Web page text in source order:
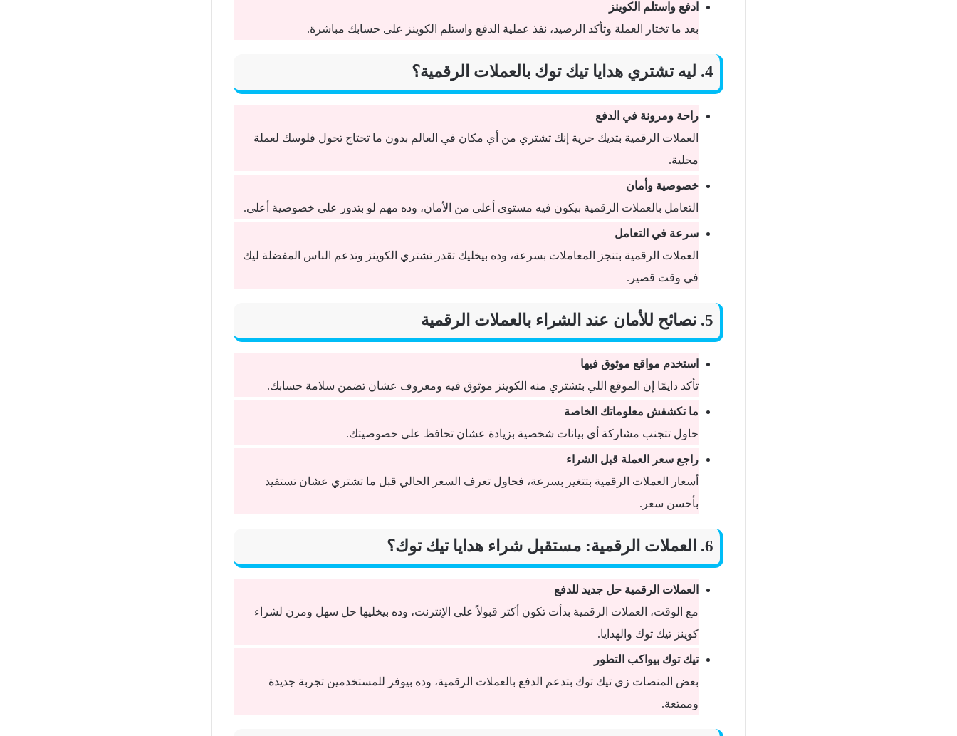
ادفع واستلم الكوينز
بعد ما تختار العملة وتأكد الرصيد، نفذ عملية الدفع واستلم الكوينز على حسابك مباشرة.
4. ليه تشتري هدايا تيك توك بالعملات الرقمية؟
راحة ومرونة في الدفع
العملات الرقمية بتديك حرية إنك تشتري من أي مكان في العالم بدون ما تحتاج تحول فلوسك لعملة
محلية.
خصوصية وأمان
التعامل بالعملات الرقمية بيكون فيه مستوى أعلى من الأمان، وده مهم لو بتدور على خصوصية أعلى.
سرعة في التعامل
العملات الرقمية بتنجز المعاملات بسرعة، وده بيخليك تقدر تشتري الكوينز وتدعم الناس المفضلة ليك
في وقت قصير.
5. نصائح للأمان عند الشراء بالعملات الرقمية
استخدم مواقع موثوق فيها
تأكد دايمًا إن الموقع اللي بتشتري منه الكوينز موثوق فيه ومعروف عشان تضمن سلامة حسابك.
ما تكشفش معلوماتك الخاصة
حاول تتجنب مشاركة أي بيانات شخصية بزيادة عشان تحافظ على خصوصيتك.
راجع سعر العملة قبل الشراء
أسعار العملات الرقمية بتتغير بسرعة، فحاول تعرف السعر الحالي قبل ما تشتري عشان تستفيد
بأحسن سعر.
6. العملات الرقمية: مستقبل شراء هدايا تيك توك؟
العملات الرقمية حل جديد للدفع
مع الوقت، العملات الرقمية بدأت تكون أكتر قبولاً على الإنترنت، وده بيخليها حل سهل ومرن لشراء
كوينز تيك توك والهدايا.
تيك توك بيواكب التطور
بعض المنصات زي تيك توك بتدعم الدفع بالعملات الرقمية، وده بيوفر للمستخدمين تجربة جديدة
وممتعة.